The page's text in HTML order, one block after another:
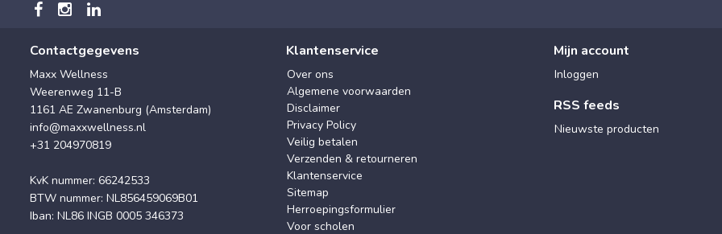
Contactgegevens
Maxx Wellness
Weerenweg 11-B
1161 AE Zwanenburg (Amsterdam)
info@maxxwellness.nl
+31 204970819
KvK nummer: 66242533
BTW nummer: NL856459069B01
Iban: NL86 INGB 0005 346373
Klantenservice
Over ons
Algemene voorwaarden
Disclaimer
Privacy Policy
Veilig betalen
Verzenden & retourneren
Klantenservice
Sitemap
Herroepingsformulier
Voor scholen
Mijn account
Inloggen
RSS feeds
Nieuwste producten